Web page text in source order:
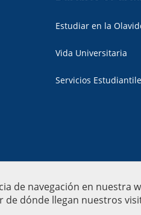
de navegación en
dónde llegan nuestros
Estudiar en la
Vida Universitaria
Servicios